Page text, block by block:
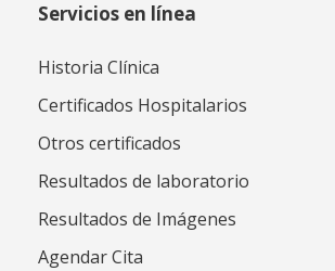
Servicios en línea
Historia Clínica
Certificados Hospitalarios
Otros certificados
Resultados de laboratorio
Resultados de Imágenes
Agendar Cita